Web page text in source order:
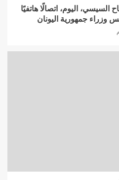
السيسي، اليوم، اتصالًا هاتفيًا
وزراء جمهورية اليونان